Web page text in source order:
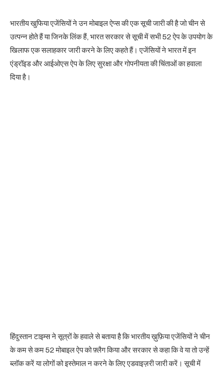
भारतीय खुफिया एजेंसियों ने उन मोबाइल ऐप्स की एक सूची जारी की है जो चीन से
उत्पन्न होते हैं या जिनके लिंक हैं, भारत सरकार से सूची में सभी 52 ऐप के उपयोग के
खिलाफ एक सलाहकार जारी करने के लिए कहते हैं। एजेंसियों ने भारत में इन
एंड्रॉइड और आईओएस ऐप के लिए सुरक्षा और गोपनीयता की चिंताओं का हवाला
दिया है।
हिंदुस्तान टाइम्स ने सूत्रों के हवाले से बताया है कि भारतीय ख़ुफ़िया एजेंसियों ने चीन
के कम से कम 52 मोबाइल ऐप को फ़्लैग किया और सरकार से कहा कि वे या तो उन्हें
ब्लॉक करें या लोगों को इस्तेमाल न करने के लिए एडवाइज़री जारी करें। सूची में